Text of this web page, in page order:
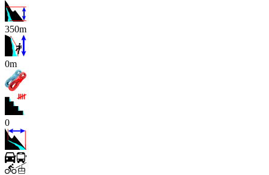
350m
x
0m
0